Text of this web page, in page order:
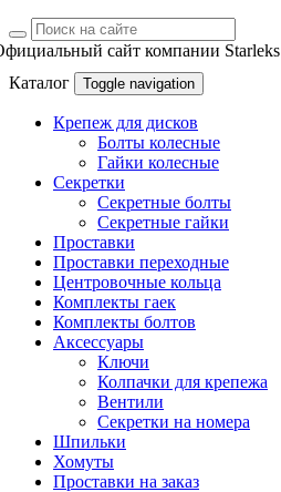
сайт компании Starleks
Каталог
Toggle navigation
Крепеж для дисков
Болты колесные
Гайки колесные
Секретки
Секретные болты
Секретные гайки
Проставки
Проставки переходные
Центровочные кольца
Комплекты гаек
Комплекты болтов
Аксессуары
Ключи
Колпачки для крепежа
Вентили
Секретки на номера
Шпильки
Хомуты
Проставки на заказ